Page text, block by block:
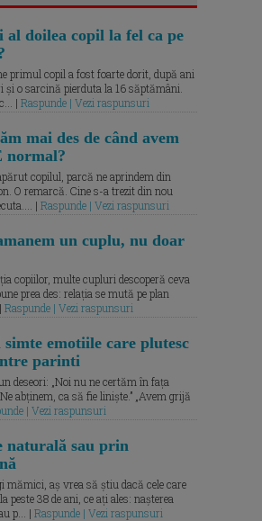
al doilea copil la fel ca pe
primul copil a fost foarte dorit, după ani
și o sarcină pierduta la 16 săptămâni.
| Raspunde | Vezi raspunsuri
mai des de când avem
normal?
copilul, parcă ne aprindem din
O remarcă. Cine s-a trezit din nou
| Raspunde | Vezi raspunsuri
un cuplu, nu doar
copiilor, multe cupluri descoperă ceva
prea des: relația se mută pe plan
Raspunde | Vezi raspunsuri
emotiile care plutesc
parinti
deseori: „Noi nu ne certăm în fața
abținem, ca să fie liniște.” „Avem grijă
| Vezi raspunsuri
naturală sau prin
mămici, aș vrea să știu dacă cele care
peste 38 de ani, ce ați ales: nașterea
p... | Raspunde | Vezi raspunsuri